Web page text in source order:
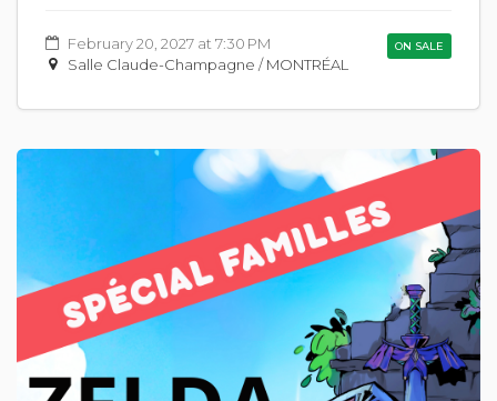
February 20, 2027 at 7:30 PM ON SALE
Salle Claude-Champagne / MONTRÉAL